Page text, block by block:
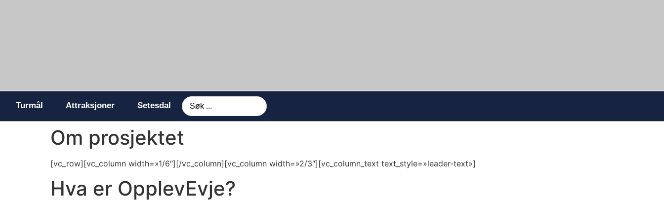
Turmål Attraksjoner Setesdal
Om prosjektet
[vc_row][vc_column width=»1/6″][/vc_column][vc_column width=»2/3″][vc_column_text text_style=»leader-text»]
Hva er OpplevEvje?